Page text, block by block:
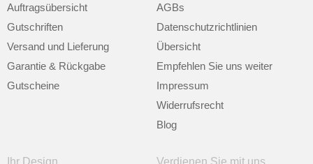
Auftragsübersicht
Gutschriften
Versand und Lieferung
Garantie & Rückgabe
Gutscheine
AGBs
Datenschutzrichtlinien
Übersicht
Empfehlen Sie uns weiter
Impressum
Widerrufsrecht
Blog
Ihr Design
Verdienen Sie mit uns